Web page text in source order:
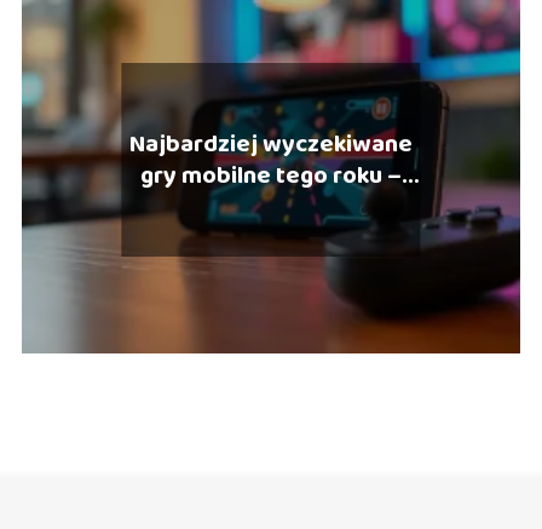
Najbardziej wyczekiwane
gry mobilne tego roku –
ranking